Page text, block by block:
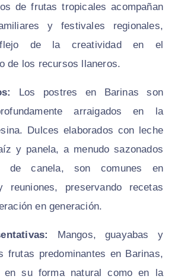
de frutas tropicales acompañan
y festivales regionales,
de la creatividad en el
de los recursos llaneros.
Los postres en Barinas son
arraigados en la
Dulces elaborados con leche
y panela, a menudo sazonados
de canela, son comunes en
reuniones, preservando recetas
en generación.
Mangos, guayabas y
frutas predominantes en Barinas,
en su forma natural como en la